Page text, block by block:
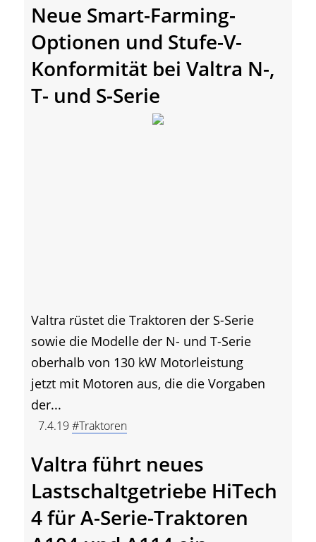
Neue Smart-Farming-
Optionen und Stufe-V-
Konformität bei Valtra N-,
T- und S-Serie
Valtra rüstet die Traktoren der S-Serie
sowie die Modelle der N- und T-Serie
oberhalb von 130 kW Motorleistung
jetzt mit Motoren aus, die die Vorgaben
der...
7.4.19 #Traktoren
Valtra führt neues
Lastschaltgetriebe HiTech
4 für A-Serie-Traktoren